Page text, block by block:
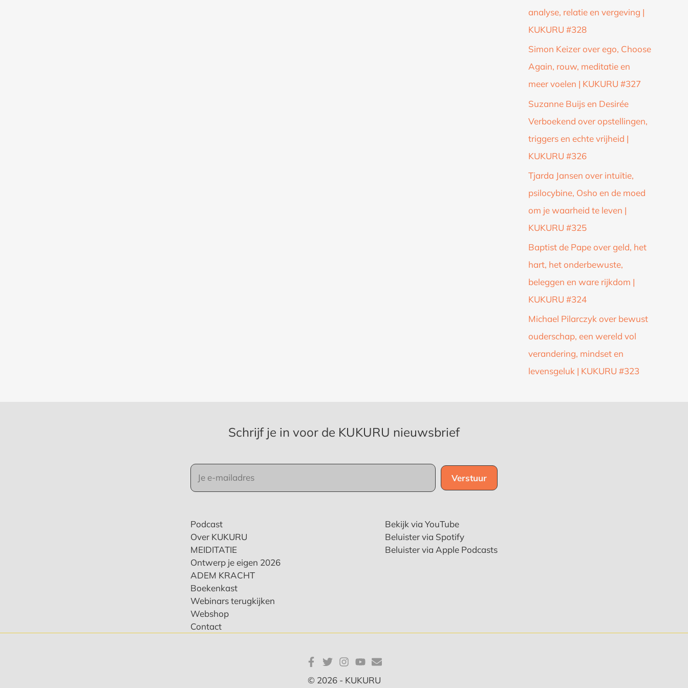
analyse, relatie en vergeving |
KUKURU #328
Simon Keizer over ego, Choose
Again, rouw, meditatie en
meer voelen | KUKURU #327
Suzanne Buijs en Desirée
Verboekend over opstellingen,
triggers en echte vrijheid |
KUKURU #326
Tjarda Jansen over intuïtie,
psilocybine, Osho en de moed
om je waarheid te leven |
KUKURU #325
Baptist de Pape over geld, het
hart, het onderbewuste,
beleggen en ware rijkdom |
KUKURU #324
Michael Pilarczyk over bewust
ouderschap, een wereld vol
verandering, mindset en
levensgeluk | KUKURU #323
Podcast
Over KUKURU
MEIDITATIE
Ontwerp je eigen 2026
ADEM KRACHT
Boekenkast
Webinars terugkijken
Webshop
Contact
Bekijk via YouTube
Beluister via Spotify
Beluister via Apple Podcasts
Schrijf je in voor de KUKURU nieuwsbrief
© 2026 - KUKURU